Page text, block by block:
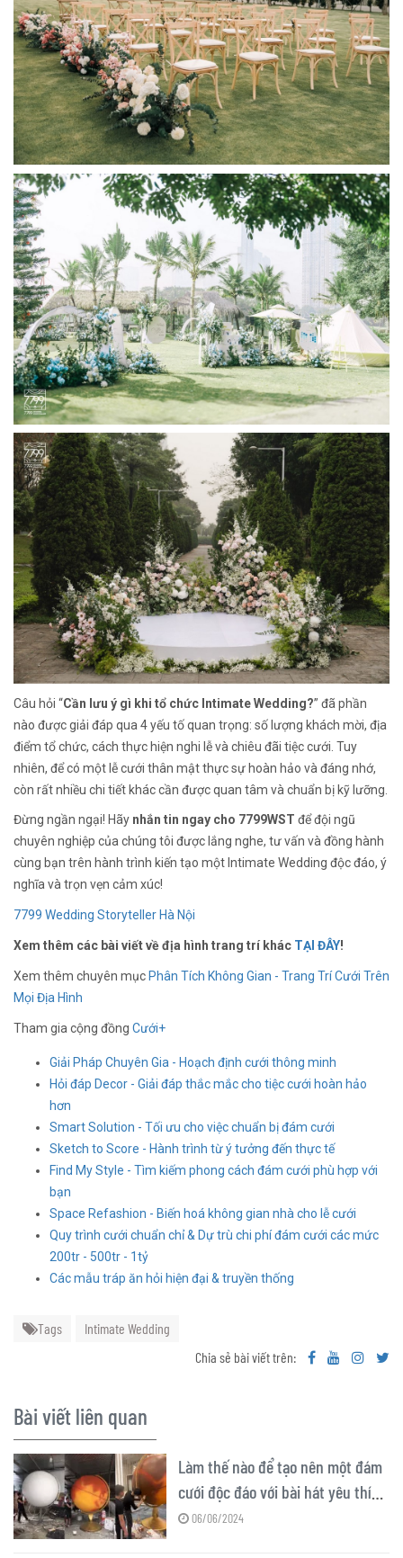
Câu hỏi “Cần lưu ý gì khi tổ chức Intimate Wedding?” đã phần
nào được giải đáp qua 4 yếu tố quan trọng: số lượng khách mời, địa
điểm tổ chức, cách thực hiện nghi lễ và chiêu đãi tiệc cưới. Tuy
nhiên, để có một lễ cưới thân mật thực sự hoàn hảo và đáng nhớ,
còn rất nhiều chi tiết khác cần được quan tâm và chuẩn bị kỹ lưỡng.
Đừng ngần ngại! Hãy nhắn tin ngay cho 7799WST để đội ngũ
chuyên nghiệp của chúng tôi được lắng nghe, tư vấn và đồng hành
cùng bạn trên hành trình kiến tạo một Intimate Wedding độc đáo, ý
nghĩa và trọn vẹn cảm xúc!
7799 Wedding Storyteller Hà Nội
Xem thêm các bài viết về địa hình trang trí khác TẠI ĐÂY!
Xem thêm chuyên mục Phân Tích Không Gian - Trang Trí Cưới Trên
Mọi Địa Hình
Tham gia cộng đồng Cưới+
Giải Pháp Chuyên Gia - Hoạch định cưới thông minh
Hỏi đáp Decor - Giải đáp thắc mắc cho tiệc cưới hoàn hảo
hơn
Smart Solution - Tối ưu cho việc chuẩn bị đám cưới
Sketch to Score - Hành trình từ ý tưởng đến thực tế
Find My Style - Tìm kiếm phong cách đám cưới phù hợp với
bạn
Space Refashion - Biến hoá không gian nhà cho lễ cưới
Quy trình cưới chuẩn chỉ & Dự trù chi phí đám cưới các mức
200tr - 500tr - 1tỷ
Các mẫu tráp ăn hỏi hiện đại & truyền thống
Tags
Intimate Wedding
Chia sẻ bài viết trên:
Bài viết liên quan
Làm thế nào để tạo nên một đám
cưới độc đáo với bài hát yêu thích
của cặp đôi?
06/06/2024